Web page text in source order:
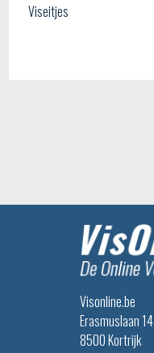
Viseitjes
Visonline.be
Erasmuslaan 14
8500 Kortrijk